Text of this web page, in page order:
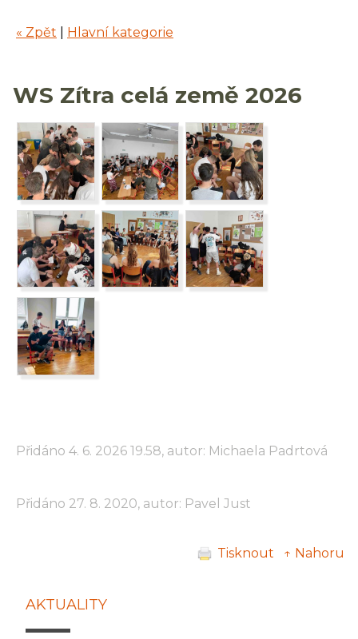
« Zpět Hlavní kategorie
WS Zítra celá země 2026
Přidáno 4. 6. 2026 19.58, autor: Michaela Padrtová
Přidáno 27. 8. 2020, autor: Pavel Just
Tisknout ↑ Nahoru
AKTUALITY